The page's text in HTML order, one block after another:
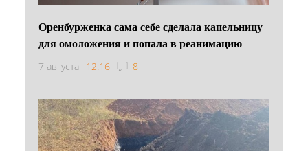
Оренбурженка сама себе сделала капельницу
для омоложения и попала в реанимацию
7 августа 12:16 8